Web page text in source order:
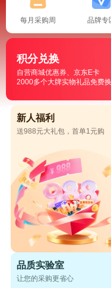
每月采购周 品牌专
积分兑换
自营商城优惠券、京东E卡
2000多个大牌实物礼品免费换
新人福利
送988元大礼包，首单1元购
品质实验室
让您的采购更省心